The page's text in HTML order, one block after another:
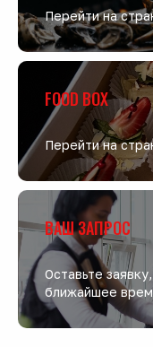
Перейти на
FOOD BOX
Перейти на
ВАШ ЗАПРОС
Оставьте
ближайшее